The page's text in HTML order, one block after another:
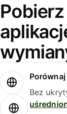
Bez